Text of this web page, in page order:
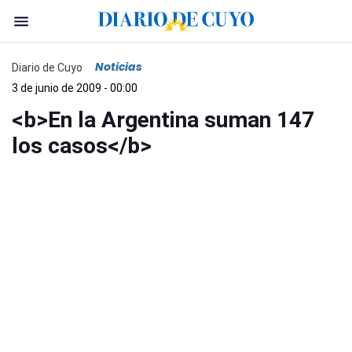
Diario de Cuyo Noticias
3 de junio de 2009 - 00:00
<b>En la Argentina suman 147
los casos</b>